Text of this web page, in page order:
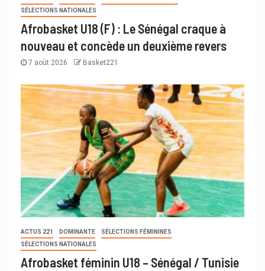
SÉLECTIONS NATIONALES
Afrobasket U18 (F) : Le Sénégal craque à
nouveau et concède un deuxième revers
7 août 2026 Basket221
ACTUS 221 DOMINANTE
SÉLECTIONS FÉMININES
SÉLECTIONS NATIONALES
Afrobasket féminin U18 – Sénégal / Tunisie